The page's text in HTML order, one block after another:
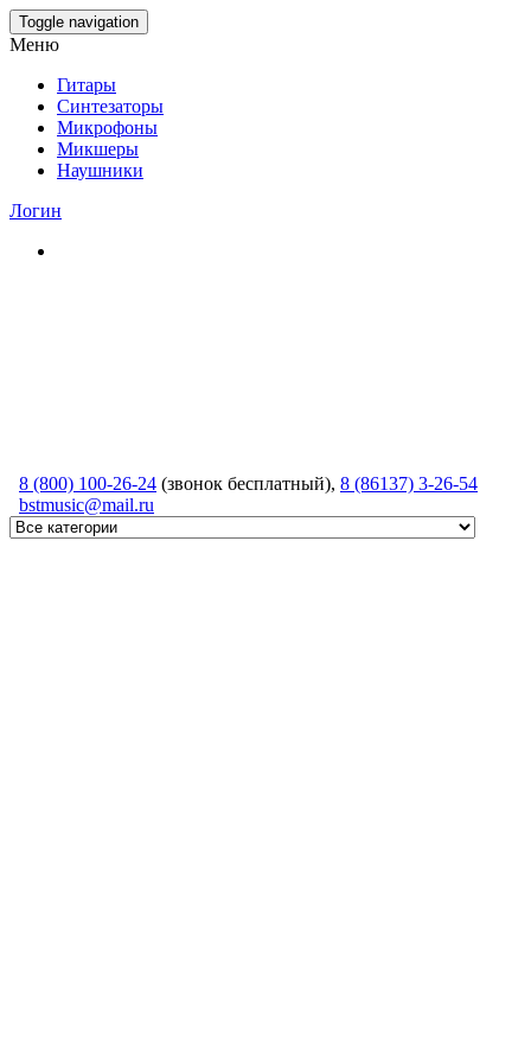
Skip
to
content
Toggle navigation
Меню
Гитары
Синтезаторы
Микрофоны
Микшеры
Наушники
Логин
8 (800) 100-26-24 (звонок бесплатный), 8 (86137) 3-26-54
bstmusic@mail.ru